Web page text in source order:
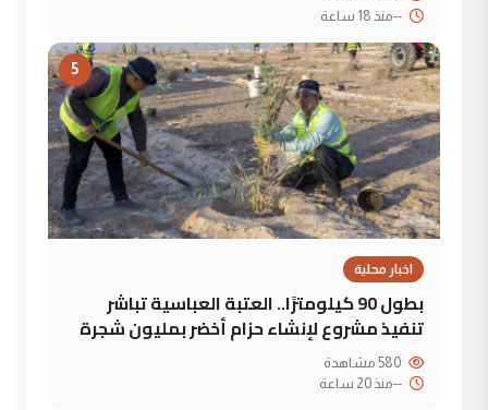
--منذ 18 ساعة
5
اخبار محلية
بطول 90 كيلومترًا.. العتبة العباسية تباشر
تنفيذ مشروع لإنشاء حزام أخضر بمليون شجرة
--منذ 20 ساعة